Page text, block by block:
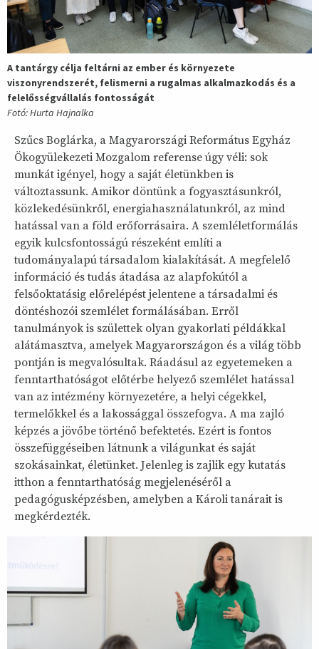
A tantárgy célja feltárni az ember és környezete
viszonyrendszerét, felismerni a rugalmas alkalmazkodás és a
felelősségvállalás fontosságát
Fotó: Hurta Hajnalka
Szűcs Boglárka, a Magyarországi Református Egyház
Ökogyülekezeti Mozgalom referense úgy véli: sok
munkát igényel, hogy a saját életünkben is
változtassunk. Amikor döntünk a fogyasztásunkról,
közlekedésünkről, energiahasználatunkról, az mind
hatással van a föld erőforrásaira. A szemléletformálás
egyik kulcsfontosságú részeként említi a
tudományalapú társadalom kialakítását. A megfelelő
információ és tudás átadása az alapfokútól a
felsőoktatásig előrelépést jelentene a társadalmi és
döntéshozói szemlélet formálásában. Erről
tanulmányok is születtek olyan gyakorlati példákkal
alátámasztva, amelyek Magyarországon és a világ több
pontján is megvalósultak. Ráadásul az egyetemeken a
fenntarthatóságot előtérbe helyező szemlélet hatással
van az intézmény környezetére, a helyi cégekkel,
termelőkkel és a lakossággal összefogva. A ma zajló
képzés a jövőbe történő befektetés. Ezért is fontos
összefüggéseiben látnunk a világunkat és saját
szokásainkat, életünket. Jelenleg is zajlik egy kutatás
itthon a fenntarthatóság megjelenéséről a
pedagógusképzésben, amelyben a Károli tanárait is
megkérdezték.